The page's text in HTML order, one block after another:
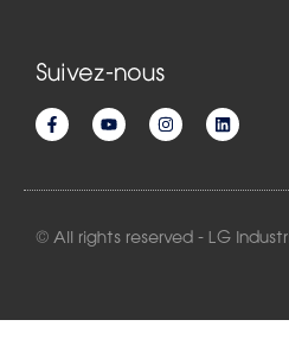
Suivez-nous
© All rights reserved - LG